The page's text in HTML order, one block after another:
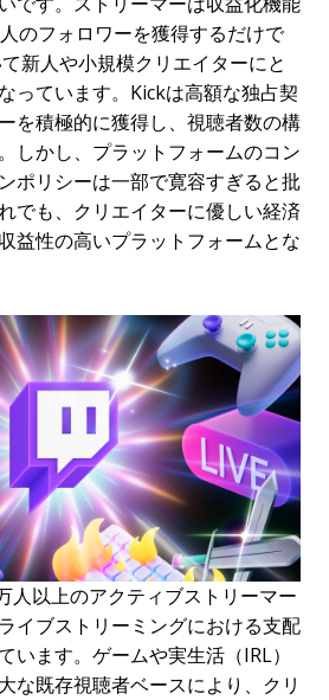
のフォロワーを獲得するだけで
新人や小規模クリエイターにと
っています。Kickは高額な独占契
を積極的に獲得し、視聴者数の構
しかし、プラットフォームのコン
ポリシーは一部で寛容すぎると批
でも、クリエイターに優しい経済
益性の高いプラットフォームとな
人以上のアクティブストリーマー
イブストリーミングにおける支配
います。ゲームや実生活（IRL）
な既存視聴者ベースにより、クリ